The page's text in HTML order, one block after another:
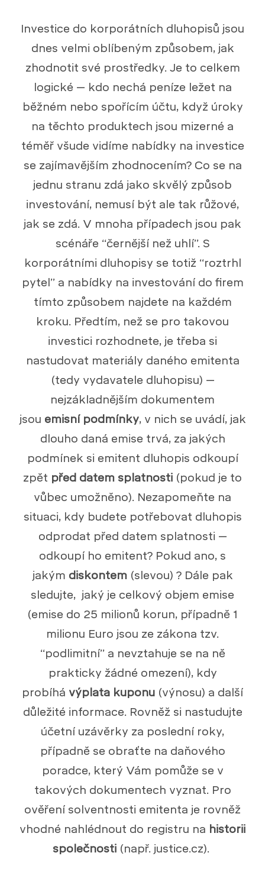
Investice do korporátních dluhopisů jsou
dnes velmi oblíbeným způsobem, jak
zhodnotit své prostředky. Je to celkem
logické – kdo nechá peníze ležet na
běžném nebo spořícím účtu, když úroky
na těchto produktech jsou mizerné a
téměř všude vidíme nabídky na investice
se zajímavějším zhodnocením? Co se na
jednu stranu zdá jako skvělý způsob
investování, nemusí být ale tak růžové,
jak se zdá. V mnoha případech jsou pak
scénáře “černější než uhlí”. S
korporátními dluhopisy se totiž “roztrhl
pytel” a nabídky na investování do firem
tímto způsobem najdete na každém
kroku. Předtím, než se pro takovou
investici rozhodnete, je třeba si
nastudovat materiály daného emitenta
(tedy vydavatele dluhopisu) –
nejzákladnějším dokumentem
jsou emisní podmínky, v nich se uvádí, jak
dlouho daná emise trvá, za jakých
podmínek si emitent dluhopis odkoupí
zpět před datem splatnosti (pokud je to
vůbec umožněno). Nezapomeňte na
situaci, kdy budete potřebovat dluhopis
odprodat před datem splatnosti –
odkoupí ho emitent? Pokud ano, s
jakým diskontem (slevou) ? Dále pak
sledujte, jaký je celkový objem emise
(emise do 25 milionů korun, případně 1
milionu Euro jsou ze zákona tzv.
“podlimitní” a nevztahuje se na ně
prakticky žádné omezení), kdy
probíhá výplata kuponu (výnosu) a další
důležité informace. Rovněž si nastudujte
účetní uzávěrky za poslední roky,
případně se obraťte na daňového
poradce, který Vám pomůže se v
takových dokumentech vyznat. Pro
ověření solventnosti emitenta je rovněž
vhodné nahlédnout do registru na historii
společnosti (např. justice.cz).